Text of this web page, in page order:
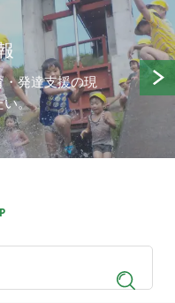
発達支援の現
い。
use up and down